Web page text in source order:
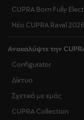
CUPRA Born Fully
Νέο CUPRA Raval 2026
Ανακαλύψτε την
Configurator
Δίκτυο
Σχετικά με εμάς
CUPRA Collection